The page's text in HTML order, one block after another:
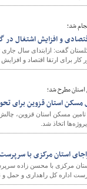
گفت: ازابتدای سال جاری
مطرح شد؛
قزوین برای تحویل ۵۰۰۰ واحد
اتخاذ شد.
استان مرکزی با
مرکزی با محسن زاده
اداره کل راهداری و حمل